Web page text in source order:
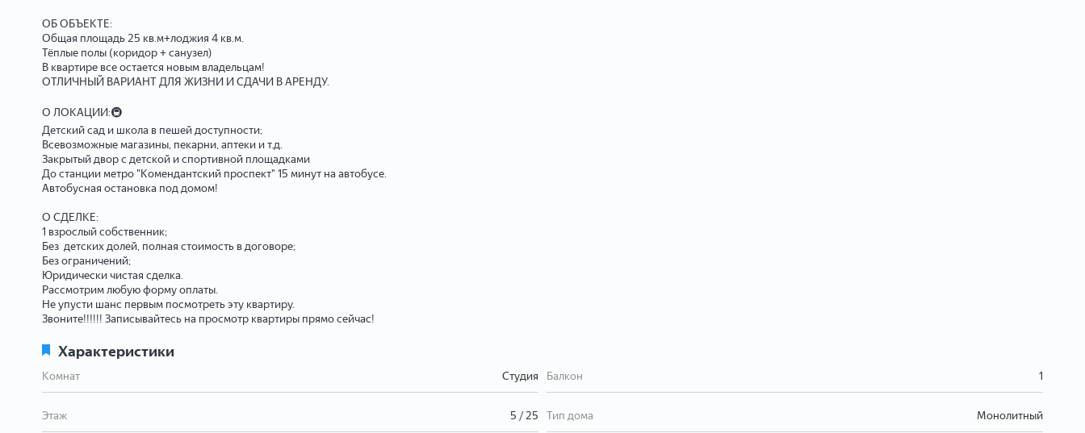
ОБ ОБЪЕКТЕ:
Общая площадь 25 кв.м+лоджия 4 кв.м.
Тёплые полы (коридор + санузел)
В квартире все остается новым владельцам!
ОТЛИЧНЫЙ ВАРИАНТ ДЛЯ ЖИЗНИ И СДАЧИ В АРЕНДУ.
О ЛОКАЦИИ:🚇
Детский сад и школа в пешей доступности;
Всевозможные магазины, пекарни, аптеки и т.д.
Закрытый двор с детской и спортивной площадками
До станции метро "Комендантский проспект" 15 минут на автобусе.
Автобусная остановка под домом!
О СДЕЛКЕ:
1 взрослый собственник;
Без детских долей, полная стоимость в договоре;
Без ограничений;
Юридически чистая сделка.
Рассмотрим любую форму оплаты.
Не упусти шанс первым посмотреть эту квартиру.
Звоните!!!!!! Записывайтесь на просмотр квартиры прямо сейчас!
Характеристики
Комнат Студия Балкон 1
Этаж 5 / 25 Тип дома Монолитный